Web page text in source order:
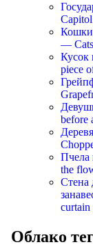
Capitol
Кошки
— Cats
Кусок
piece
before
Пчела
the
Стена
Облако